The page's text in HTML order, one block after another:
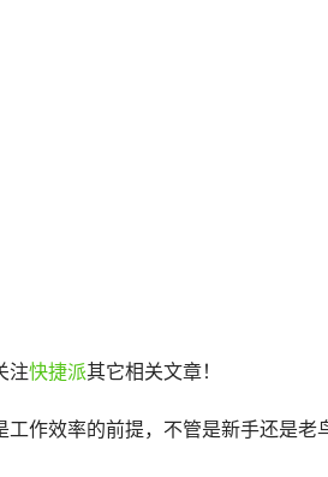
注快捷派其它相关文章！
作效率的前提，不管是新手还是老